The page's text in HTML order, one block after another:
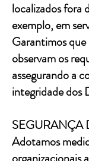
localizados fora
exemplo, em
Garantimos que
observam os
assegurando a
integridade dos
SEGURANÇA
Adotamos